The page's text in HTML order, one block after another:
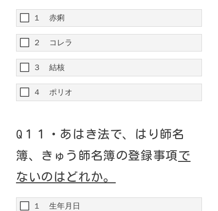
１ 赤痢
２ コレラ
３ 結核
４ ポリオ
Q１１・あはき法で、はり師名
簿、きゅう師名簿の登録事項で
ないのはどれか。
１ 生年月日